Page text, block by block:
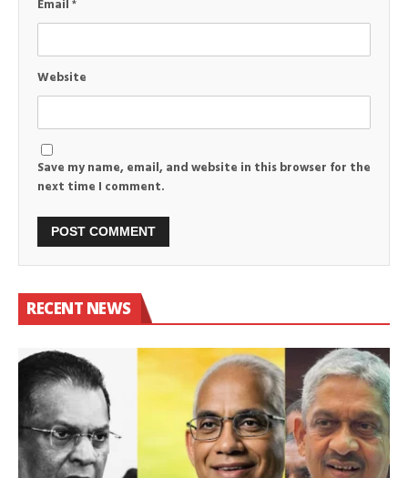
Email*
Website
Save my name, email, and website in this browser for the
next time I comment.
RECENT NEWS